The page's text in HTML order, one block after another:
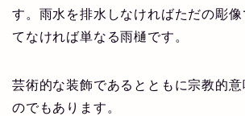
す。雨水を排水しなければただの彫
てなければ単なる雨樋です。
芸術的な装飾であるとともに宗教的意
のでもあります。